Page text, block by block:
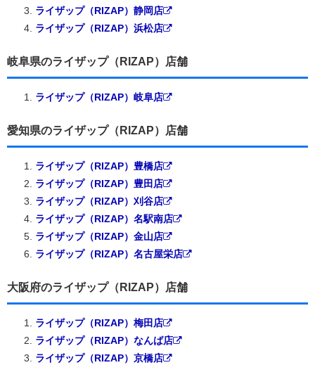
ライザップ（RIZAP）静岡店
ライザップ（RIZAP）浜松店
岐阜県のライザップ（RIZAP）店舗
ライザップ（RIZAP）岐阜店
愛知県のライザップ（RIZAP）店舗
ライザップ（RIZAP）豊橋店
ライザップ（RIZAP）豊田店
ライザップ（RIZAP）刈谷店
ライザップ（RIZAP）名駅南店
ライザップ（RIZAP）金山店
ライザップ（RIZAP）名古屋栄店
大阪府のライザップ（RIZAP）店舗
ライザップ（RIZAP）梅田店
ライザップ（RIZAP）なんば店
ライザップ（RIZAP）京橋店